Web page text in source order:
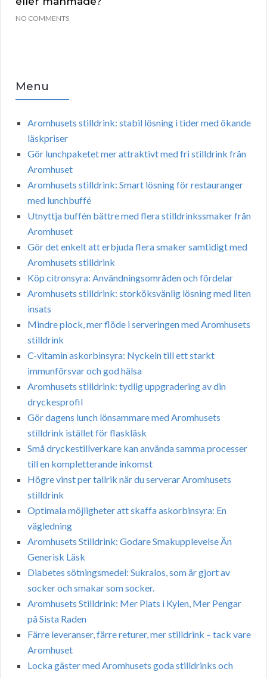
NO COMMENTS
Menu
Aromhusets stilldrink: stabil lösning i tider med ökande
läskpriser
Gör lunchpaketet mer attraktivt med fri stilldrink från
Aromhuset
Aromhusets stilldrink: Smart lösning för restauranger
med lunchbuffé
Utnyttja buffén bättre med flera stilldrinkssmaker från
Aromhuset
Gör det enkelt att erbjuda flera smaker samtidigt med
Aromhusets stilldrink
Köp citronsyra: Användningsområden och fördelar
Aromhusets stilldrink: storköksvänlig lösning med liten
insats
Mindre plock, mer flöde i serveringen med Aromhusets
stilldrink
C-vitamin askorbinsyra: Nyckeln till ett starkt
immunförsvar och god hälsa
Aromhusets stilldrink: tydlig uppgradering av din
dryckesprofil
Gör dagens lunch lönsammare med Aromhusets
stilldrink istället för flaskläsk
Små dryckestillverkare kan använda samma processer
till en kompletterande inkomst
Högre vinst per tallrik när du serverar Aromhusets
stilldrink
Optimala möjligheter att skaffa askorbinsyra: En
vägledning
Aromhusets Stilldrink: Godare Smakupplevelse Än
Generisk Läsk
Diabetes sötningsmedel: Sukralos, som är gjort av
socker och smakar som socker.
Aromhusets Stilldrink: Mer Plats i Kylen, Mer Pengar
på Sista Raden
Färre leveranser, färre returer, mer stilldrink – tack vare
Aromhuset
Locka gäster med Aromhusets goda stilldrinks och